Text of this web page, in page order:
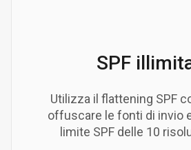
SPF
Utilizza il flattening SPF
offuscare le fonti di invio
limite SPF delle 10